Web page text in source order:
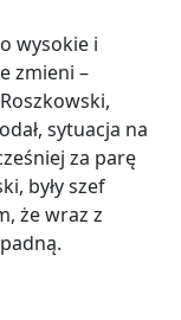
wysokie i
zmieni –
sytuacja na
za parę
były szef
że wraz z